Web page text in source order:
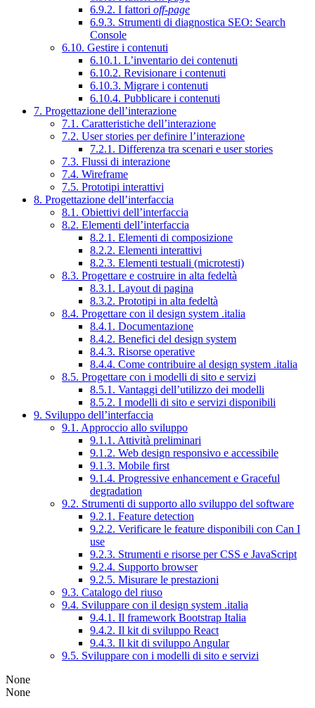
6.9.2. I fattori off-page
6.9.3. Strumenti di diagnostica SEO: Search
Console
6.10. Gestire i contenuti
6.10.1. L’inventario dei contenuti
6.10.2. Revisionare i contenuti
6.10.3. Migrare i contenuti
6.10.4. Pubblicare i contenuti
7. Progettazione dell’interazione
7.1. Caratteristiche dell’interazione
7.2. User stories per definire l’interazione
7.2.1. Differenza tra scenari e user stories
7.3. Flussi di interazione
7.4. Wireframe
7.5. Prototipi interattivi
8. Progettazione dell’interfaccia
8.1. Obiettivi dell’interfaccia
8.2. Elementi dell’interfaccia
8.2.1. Elementi di composizione
8.2.2. Elementi interattivi
8.2.3. Elementi testuali (microtesti)
8.3. Progettare e costruire in alta fedeltà
8.3.1. Layout di pagina
8.3.2. Prototipi in alta fedeltà
8.4. Progettare con il design system .italia
8.4.1. Documentazione
8.4.2. Benefici del design system
8.4.3. Risorse operative
8.4.4. Come contribuire al design system .italia
8.5. Progettare con i modelli di sito e servizi
8.5.1. Vantaggi dell’utilizzo dei modelli
8.5.2. I modelli di sito e servizi disponibili
9. Sviluppo dell’interfaccia
9.1. Approccio allo sviluppo
9.1.1. Attività preliminari
9.1.2. Web design responsivo e accessibile
9.1.3. Mobile first
9.1.4. Progressive enhancement e Graceful
degradation
9.2. Strumenti di supporto allo sviluppo del software
9.2.1. Feature detection
9.2.2. Verificare le feature disponibili con Can I
use
9.2.3. Strumenti e risorse per CSS e JavaScript
9.2.4. Supporto browser
9.2.5. Misurare le prestazioni
9.3. Catalogo del riuso
9.4. Sviluppare con il design system .italia
9.4.1. Il framework Bootstrap Italia
9.4.2. Il kit di sviluppo React
9.4.3. Il kit di sviluppo Angular
9.5. Sviluppare con i modelli di sito e servizi
None
None